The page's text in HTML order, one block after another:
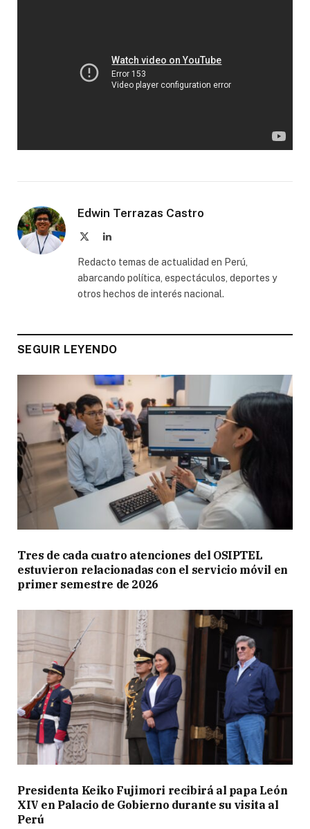
Edwin Terrazas Castro
LinkedIn
Redacto temas de actualidad en Perú,
abarcando política, espectáculos, deportes y
otros hechos de interés nacional.
SEGUIR LEYENDO
Tres de cada cuatro atenciones del OSIPTEL
estuvieron relacionadas con el servicio móvil en
primer semestre de 2026
Presidenta Keiko Fujimori recibirá al papa León
XIV en Palacio de Gobierno durante su visita al
Perú